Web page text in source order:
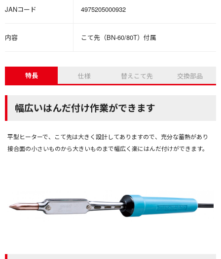
JANコード 4975205000932
内容 こて先（BN-60/80T）付属
特長 仕様 替えこて先 交換部品
幅広いはんだ付け作業ができます
平型ヒーターで、こて先は大きく設計してありますので、充分な蓄熱があり
接合面の小さいものから大きいものまで幅広く楽にはんだ付けができます。